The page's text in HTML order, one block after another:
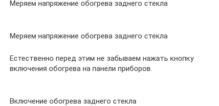
Меряем напряжение обогрева заднего стекла
Меряем напряжение обогрева заднего стекла
Естественно перед этим не забываем нажать кнопку
включения обогрева на панели приборов.
Включение обогрева заднего стекла